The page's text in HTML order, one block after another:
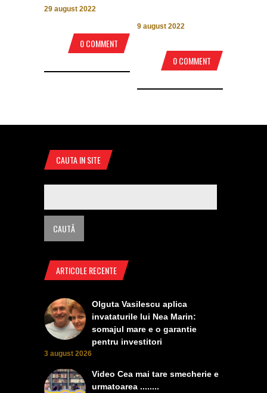
29 august 2022
0 COMMENT
9 august 2022
0 COMMENT
CAUTA IN SITE
ARTICOLE RECENTE
Olguta Vasilescu aplica
invataturile lui Nea Marin:
somajul mare e o garantie
pentru investitori
3 august 2026
Video Cea mai tare smecherie e
urmatoarea ........